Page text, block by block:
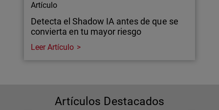
Artículo
Detecta el Shadow IA antes de que se
convierta en tu mayor riesgo
Leer Artículo
Artículos Destacados